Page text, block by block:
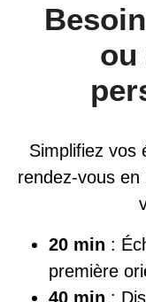
ou
Simplifiez vos
rendez-vous
20 min :
première
40 min :